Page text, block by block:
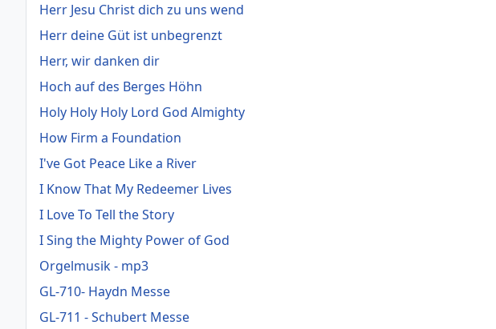
Herr Jesu Christ dich zu uns wend
Herr deine Güt ist unbegrenzt
Herr, wir danken dir
Hoch auf des Berges Höhn
Holy Holy Holy Lord God Almighty
How Firm a Foundation
I've Got Peace Like a River
I Know That My Redeemer Lives
I Love To Tell the Story
I Sing the Mighty Power of God
Orgelmusik - mp3
GL-710- Haydn Messe
GL-711 - Schubert Messe